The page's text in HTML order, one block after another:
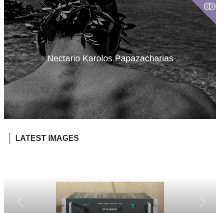
ↂ
Nectario Karolos Papazacharias
LATEST IMAGES